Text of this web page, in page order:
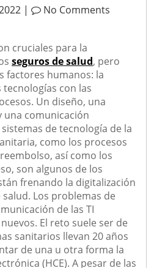
| No Comments
cruciales para la
seguros de salud, pero
factores humanos: la
con las
Un diseño, una
una comunicación
de tecnología de la
como los procesos
así como los
son algunos de los
frenando la digitalización
Los problemas de
de las TI
El reto suele ser de
sanitarios llevan 20 años
de una u otra forma la
(HCE). A pesar de las